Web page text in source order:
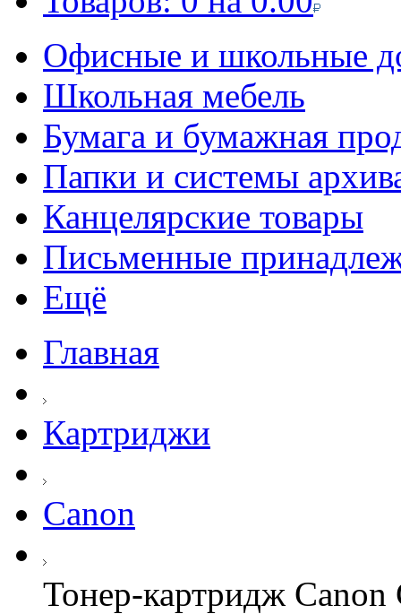
Офисные и школьные
Школьная мебель
Бумага и бумажная
Папки и системы
Канцелярские товары
Письменные
Ещё
Главная
Картриджи
Canon
Тонер-картридж